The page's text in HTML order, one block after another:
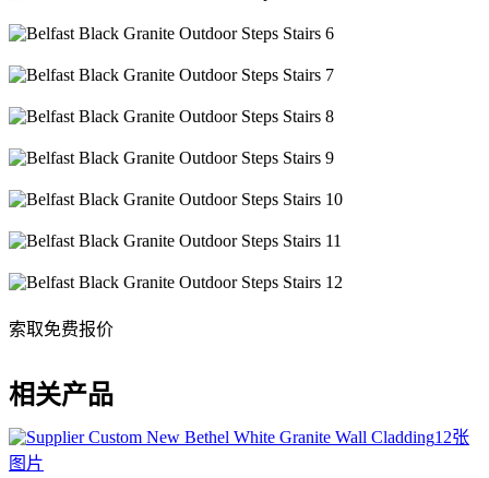
索取免费报价
相关产品
12张
图片